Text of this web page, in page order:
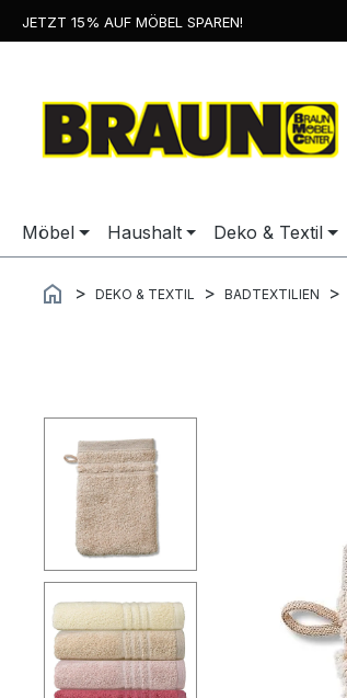
Zur Hauptnavigation springen
JETZT 15% AUF MÖBEL SPAREN!
Möbel Haushalt Deko & Textil
DEKO & TEXTIL BADTEXTILIEN